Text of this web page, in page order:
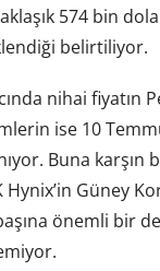
574 bin
belirtiliyor.
nihai fiyatın
ise 10
Buna karşın
Güney
önemli bir